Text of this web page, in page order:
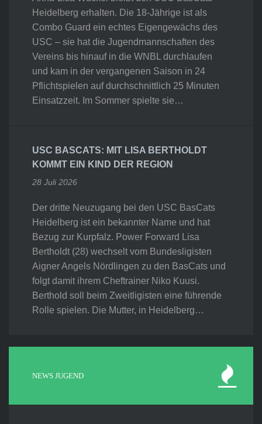
Heidelberg erhalten. Die 18-Jährige ist als
Combo Guard ein echtes Eigengewächs des
USC – sie hat die Jugendmannschaften des
Vereins bis hinauf in die WNBL durchlaufen
und kam in der vergangenen Saison in 24
Pflichtspielen auf durchschnittlich 25 Minuten
Einsatzzeit. Im Sommer spielte sie…
USC BASCATS: MIT LISA BERTHOLDT
KOMMT EIN KIND DER REGION
28 Juli 2026
Der dritte Neuzugang bei den USC BasCats
Heidelberg ist ein bekannter Name und hat
Bezug zur Kurpfalz. Power Forward Lisa
Bertholdt (28) wechselt vom Bundesligisten
Aigner Angels Nördlingen zu den BasCats und
folgt damit ihrem Cheftrainer Niko Kuusi.
Berthold soll beim Zweitligisten eine führende
Rolle spielen. Die Mutter, in Heidelberg…
NEWS JUGEND